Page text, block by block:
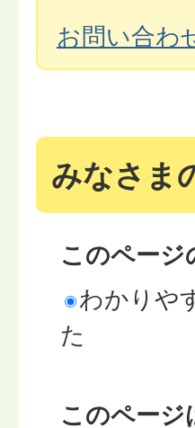
お問い合わ
みなさま
このペー
わかりや
た
このペー